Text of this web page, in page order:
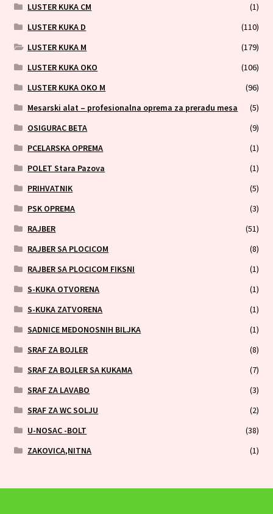
LUSTER KUKA CM
(1)
LUSTER KUKA D
(110)
LUSTER KUKA M
(179)
LUSTER KUKA OKO
(106)
LUSTER KUKA OKO M
(96)
Mesarski alat – profesionalna oprema za preradu mesa
(5)
OSIGURAC BETA
(9)
PCELARSKA OPREMA
(1)
POLET Stara Pazova
(1)
PRIHVATNIK
(5)
PSK OPREMA
(3)
RAJBER
(51)
RAJBER SA PLOCICOM
(8)
RAJBER SA PLOCICOM FIKSNI
(1)
S-KUKA OTVORENA
(1)
S-KUKA ZATVORENA
(1)
SADNICE MEDONOSNIH BILJKA
(1)
SRAF ZA BOJLER
(8)
SRAF ZA BOJLER SA KUKAMA
(7)
SRAF ZA LAVABO
(3)
SRAF ZA WC SOLJU
(2)
U-NOSAC -BOLT
(38)
ZAKOVICA,NITNA
(1)